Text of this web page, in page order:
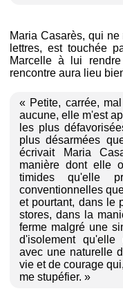
Maria Casarès, qui
lettres, est touchée
Marcelle à lui
rencontre aura lieu
« Petite, carrée,
aucune, elle m'est
les plus
plus désarmées
écrivait Maria
manière dont elle
timides qu'elle
conventionnelles
et pourtant, dans le
stores, dans la
ferme malgré une
d'isolement
avec une naturelle
vie et de courage
me stupéfier. »